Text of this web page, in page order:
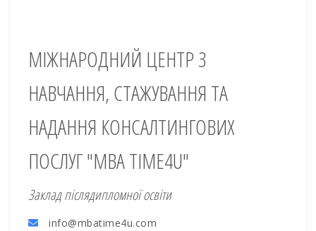
МІЖНАРОДНИЙ ЦЕНТР З
НАВЧАННЯ, СТАЖУВАННЯ ТА
НАДАННЯ КОНСАЛТИНГОВИХ
ПОСЛУГ "MBA TIME4U"
Заклад післядипломної освіти
info@mbatime4u.com